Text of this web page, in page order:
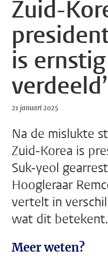
Zuid-
is ernstig
verdeeld’
21 januari 2025
Na de mislukte
Zuid-Korea is
Suk-yeol
Hoogleraar
vertelt in
wat dit betekent.
Meer weten?